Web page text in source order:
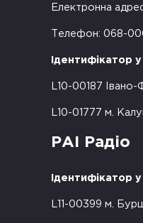
Електронна
Телефон: 068-
Ідентифікатор
L10-00187 Івано-
L10-01777 м.
РАІ Радіо
Ідентифікатор
L11-00399 м.